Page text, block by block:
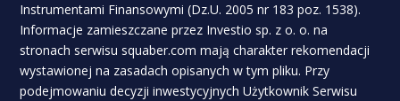
Instrumentami Finansowymi (Dz.U. 2005 nr 183 poz. 1538).
Informacje zamieszczane przez Investio sp. z o. o. na
stronach serwisu squaber.com mają charakter rekomendacji
wystawionej na zasadach opisanych w tym pliku. Przy
podejmowaniu decyzji inwestycyjnych Użytkownik Serwisu